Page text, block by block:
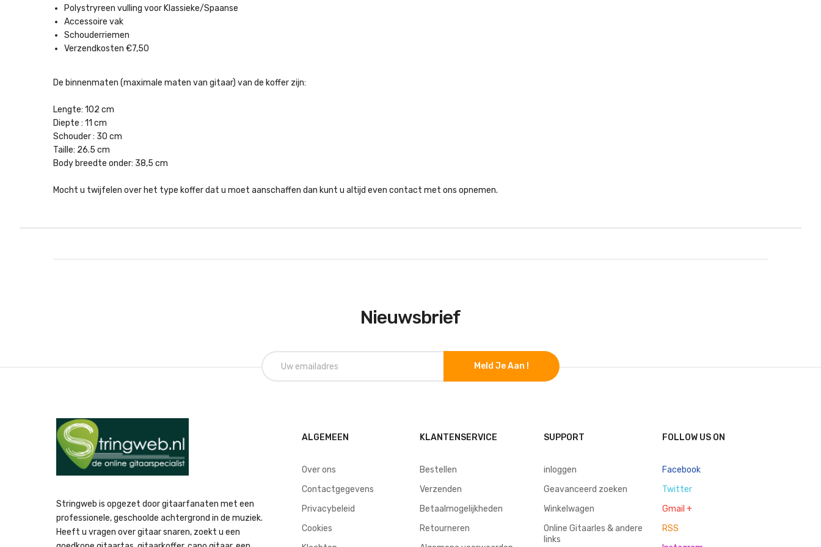
Polystryreen vulling voor Klassieke/Spaanse
Accessoire vak
Schouderriemen
Verzendkosten €7,50
De binnenmaten (maximale maten van gitaar) van de koffer zijn:
Lengte: 102 cm
Diepte : 11 cm
Schouder : 30 cm
Taille: 26.5 cm
Body breedte onder: 38,5 cm
Mocht u twijfelen over het type koffer dat u moet aanschaffen dan kunt u altijd even contact met ons opnemen.
Nieuwsbrief
Meld Je Aan !
Stringweb is opgezet door gitaarfanaten met een
professionele, geschoolde achtergrond in de muziek.
Heeft u vragen over gitaar snaren, zoekt u een
ALGEMEEN
Over ons
Contactgegevens
Privacybeleid
Cookies
KLANTENSERVICE
Bestellen
Verzenden
Betaalmogelijkheden
Retourneren
SUPPORT
inloggen
Geavanceerd zoeken
Winkelwagen
Online Gitaarles & andere
links
FOLLOW US ON
Facebook
Twitter
Gmail +
RSS